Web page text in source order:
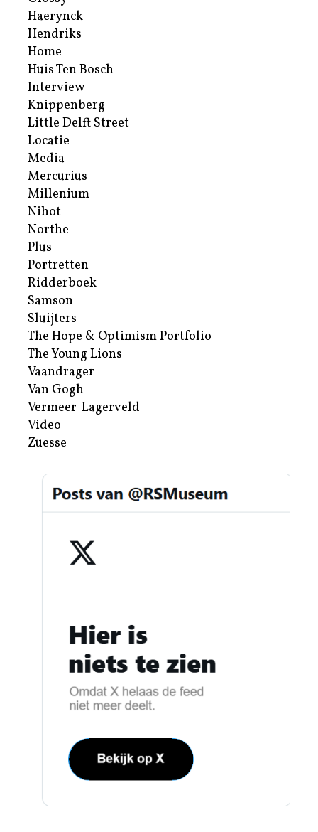
Haerynck
Hendriks
Home
Huis Ten Bosch
Interview
Knippenberg
Little Delft Street
Locatie
Media
Mercurius
Millenium
Nihot
Northe
Plus
Portretten
Ridderboek
Samson
Sluijters
The Hope & Optimism Portfolio
The Young Lions
Vaandrager
Van Gogh
Vermeer-Lagerveld
Video
Zuesse